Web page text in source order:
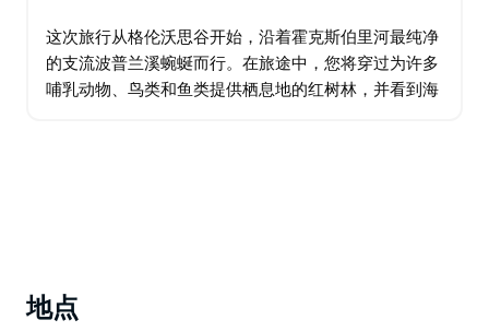
这次旅行从格伦沃思谷开始，沿着霍克斯伯里河最纯净
的支流波普兰溪蜿蜒而行。在旅途中，您将穿过为许多
哺乳动物、鸟类和鱼类提供栖息地的红树林，并看到海
地点